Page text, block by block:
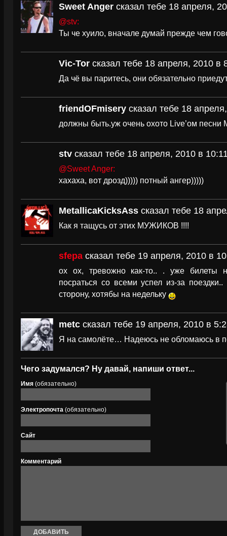
Sweet Anger сказал тебе 18 апреля,
@stv:
Ты че хуило, вначале думай прежде чем
Vic-Tor сказал тебе 18 апреля, 2010 в
Да чё вы паритесь, они обязательно
friendOFmisery сказал тебе 18
должны быть.уж очень охото Live’ом песни
stv сказал тебе 18 апреля, 2010 в
@Sweet Anger:
хахаха, вот дрозд))))) потный ангер)))))
MetallicaKicksAss сказал тебе 18
Как я тащусь от этих МУЖИКОВ !!!!
sfepa сказал тебе 19 апреля, 2010 в
ох ох, тревожно как-то.. . уже билеты
посраться со всеми успел из-за
сторону, хотябы на недельку
metc сказал тебе 19 апреля, 2010 в
Я на самолёте… Надеюсь не обломаюсь в
Чего задумался? Ну давай, напиши ответ...
Имя (обязательно)
Электропочта (обязательно)
Сайт
Комментарий